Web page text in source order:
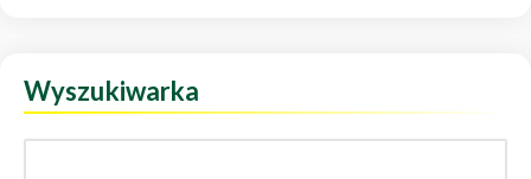
Wyszukiwarka